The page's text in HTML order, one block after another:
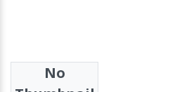
No
Authors